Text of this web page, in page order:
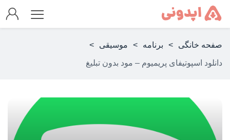
صفحه خانگی > برنامه > موسیقی >
دانلود اسپوتیفای پریمیوم – مود بدون تبلیغ